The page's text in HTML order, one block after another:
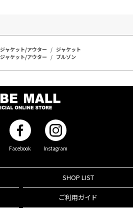
ジャケット/アウター
ジャケット
ジャケット/アウター ブルゾン
Facebook Instagram
SHOP LIST
ご利用ガイド